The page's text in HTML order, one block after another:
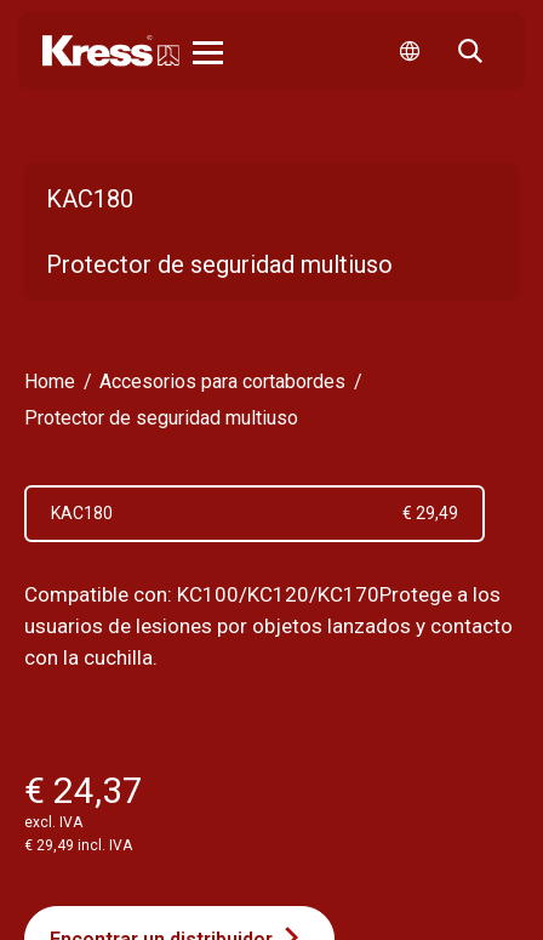
KAC180
Protector de seguridad multiuso
Home
Accesorios para cortabordes
Protector de seguridad multiuso
KAC180 € 29,49
Compatible con: KC100/KC120/KC170Protege a los
usuarios de lesiones por objetos lanzados y contacto
con la cuchilla.
€ 24,37
excl. IVA
€ 29,49 incl. IVA